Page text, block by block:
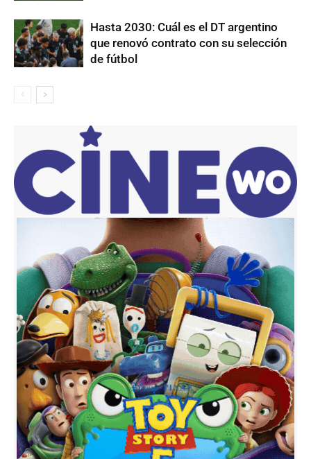
Hasta 2030: Cuál es el DT argentino
que renovó contrato con su selección
de fútbol